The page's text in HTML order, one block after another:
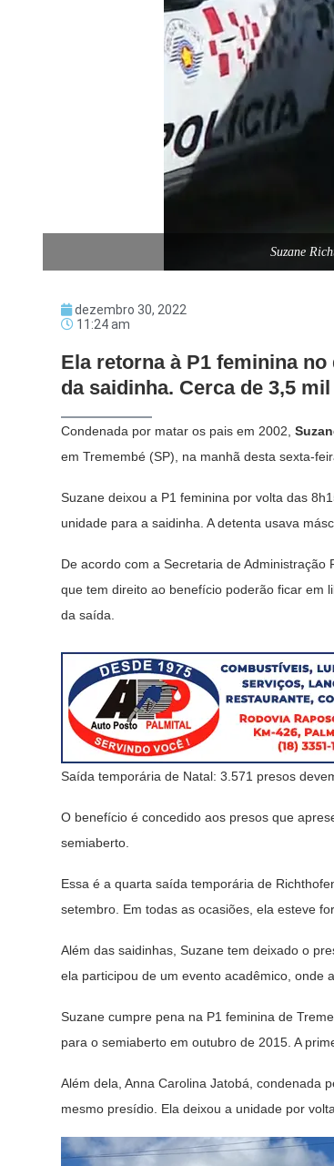
Suzane
dezembro 30, 2022
11:24 am
Ela retorna à P1 feminina
da saidinha. Cerca de 3,5
Condenada por matar os pais em 2002,
em Tremembé (SP), na manhã desta sexta-
Suzane deixou a P1 feminina por volta das
unidade para a saidinha. A detenta usava
De acordo com a Secretaria de
que tem direito ao benefício poderão ficar em
da saída.
Saída temporária de Natal: 3.571 presos
O benefício é concedido aos presos que
semiaberto.
Essa é a quarta saída temporária de
setembro. Em todas as ocasiões, ela esteve
Além das saidinhas, Suzane tem deixado o
ela participou de um evento acadêmico, onde
Suzane cumpre pena na P1 feminina de
para o semiaberto em outubro de 2015. A
Além dela, Anna Carolina Jatobá, condenada
mesmo presídio. Ela deixou a unidade por